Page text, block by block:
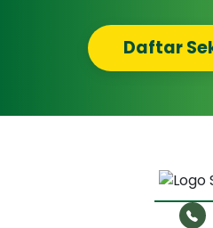
Daftar